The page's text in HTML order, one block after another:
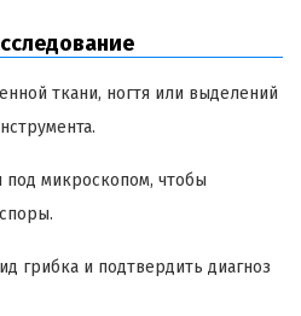
ткани, ногтя или выделений
под микроскопом, чтобы
грибка и подтвердить диагноз